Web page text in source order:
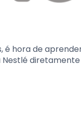
é hora de
diretamente